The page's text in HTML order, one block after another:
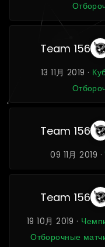
Team 156
13 11月 2019 ·
Team 156
09 11月 2019 ·
Team 156
19 10月 2019 ·
Отборочные